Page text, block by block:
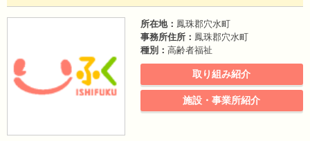
所在地： 鳳珠郡穴水町
事務所住所： 鳳珠郡穴水町
種別： 高齢者福祉
取り組み紹介
施設・事業所紹介